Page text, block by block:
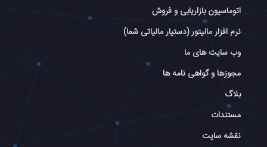
اتوماسیون بازاریابی و فروش
نرم افزار مالیتور (دستیار مالیاتی شما)
وب سایت های ما
مجوزها و گواهی نامه ها
بلاگ
مستندات
نقشه سایت